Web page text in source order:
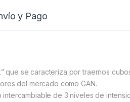
y Pago
se caracteriza por traernos
del mercado como GAN.
de 3 niveles de